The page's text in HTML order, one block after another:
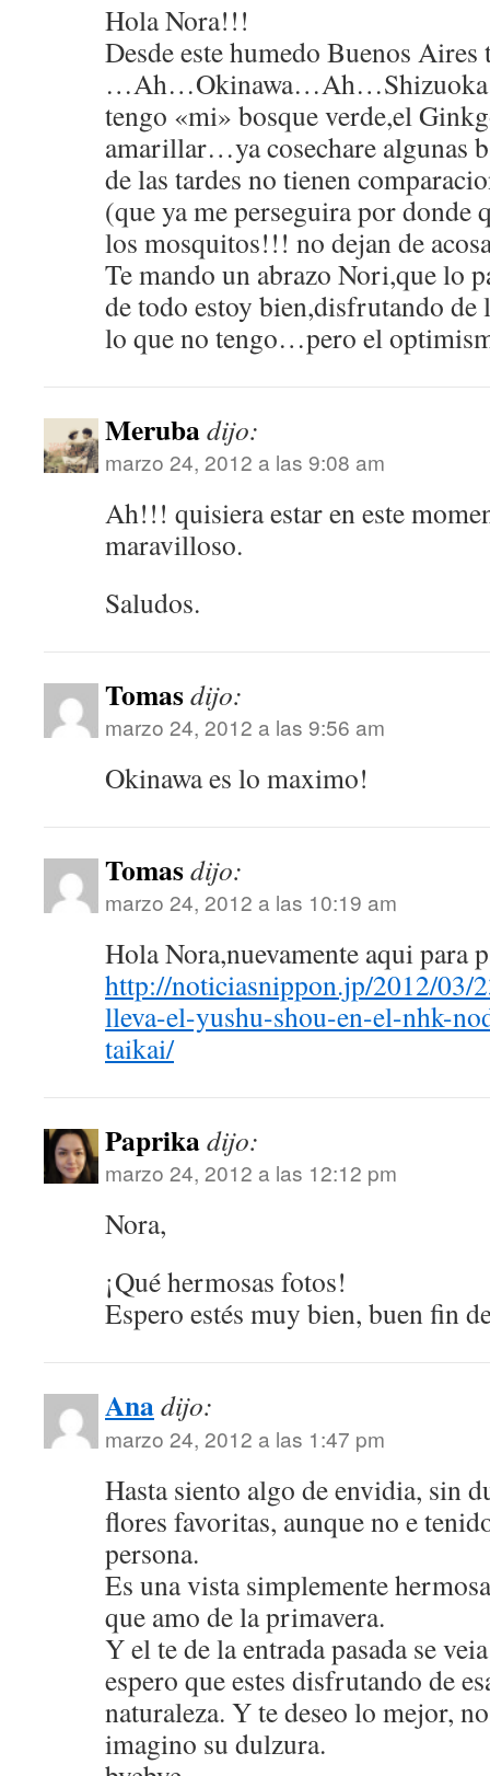
Hola Nora!!!
Desde este humedo Buenos
tengo «mi» bosque verde,el
amarillar…ya cosechare algunas
de las tardes no tienen
(que ya me perseguira por donde
los mosquitos!!! no dejan de
Te mando un abrazo Nori,que lo
de todo estoy bien,disfrutando de
lo que no tengo…pero el
Merubadijo:
marzo 24, 2012 a las 9:08 am
Ah!!! quisiera estar en este
maravilloso.
Saludos.
Tomasdijo:
marzo 24, 2012 a las 9:56 am
Okinawa es lo maximo!
Tomasdijo:
marzo 24, 2012 a las 10:19 am
Hola Nora,nuevamente aqui para
http://noticiasnippon.jp/2012/03/
lleva-el-yushu-shou-en-el-nhk-
taikai/
Paprikadijo:
marzo 24, 2012 a las 12:12 pm
Nora,
¡Qué hermosas fotos!
Espero estés muy bien, buen fin
Anadijo:
marzo 24, 2012 a las 1:47 pm
Hasta siento algo de envidia, sin
flores favoritas, aunque no e
persona.
Es una vista simplemente
que amo de la primavera.
Y el te de la entrada pasada se
espero que estes disfrutando de
naturaleza. Y te deseo lo mejor,
imagino su dulzura.